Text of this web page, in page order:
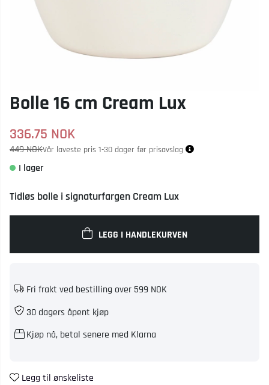
Bolle 16 cm Cream Lux
336.75 NOK
449 NOKVår laveste pris 1-30 dager før prisavslag
Tidløs bolle i signaturfargen Cream Lux
LEGG I HANDLEKURVEN
Fri frakt ved bestilling over 599 NOK
30 dagers åpent kjøp
Kjøp nå, betal senere med Klarna
Legg til ønskeliste